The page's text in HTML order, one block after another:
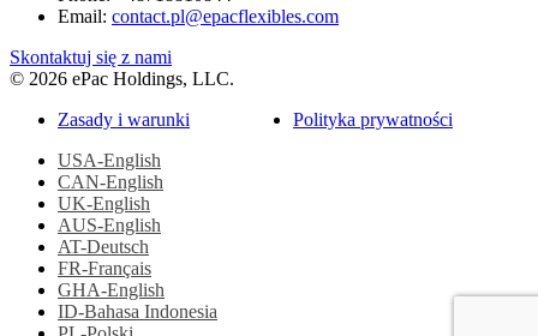
Email: contact.pl@epacflexibles.com
facebook
youtube
linkedin
instagram
Skontaktuj się z nami
© 2026 ePac Holdings, LLC.
Zasady i warunki
Polityka prywatności
USA-English
CAN-English
UK-English
AUS-English
AT-Deutsch
FR-Français
GHA-English
ID-Bahasa Indonesia